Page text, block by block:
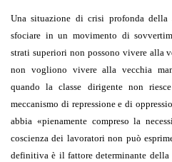
Una situazione di crisi profonda della
sfociare in un movimento di
strati superiori non possono vivere alla
non vogliono vivere alla vecchia
quando la classe dirigente non
meccanismo di repressione e di
abbia «pienamente compreso la
coscienza dei lavoratori non può
definitiva è il fattore determinante della